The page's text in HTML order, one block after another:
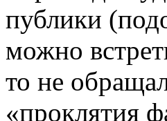
публики
можно
то не
«проклятия